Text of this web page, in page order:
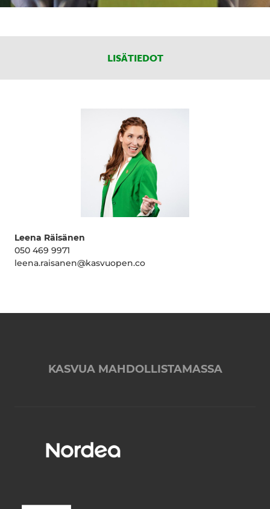
LISÄTIEDOT
Leena Räisänen
050 469 9971
leena.raisanen@kasvuopen.co
KASVUA MAHDOLLISTAMASSA